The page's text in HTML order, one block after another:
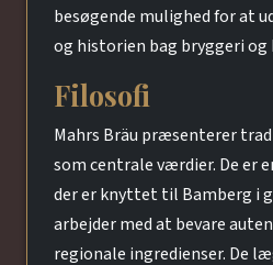
besøgende mulighed for at
og historien bag bryggeri
Filosofi
Mahrs Bräu præsenterer
som centrale værdier. De er
der er knyttet til Bamberg i
arbejder med at bevare
regionale ingredienser. De